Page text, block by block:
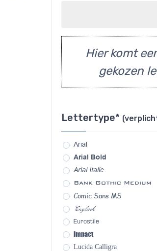
Hier komt
gekozen
Lettertype*
Arial
Arial Bold
Arial Italic
Bank Gothic Medium
Comic Sans MS
Englisch
Eurostile
Impact
Lucida Calligra